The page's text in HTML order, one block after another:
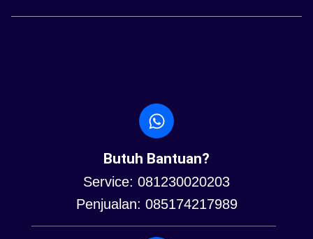
Butuh Bantuan?
Service: 081230020203
Penjualan: 085174217989